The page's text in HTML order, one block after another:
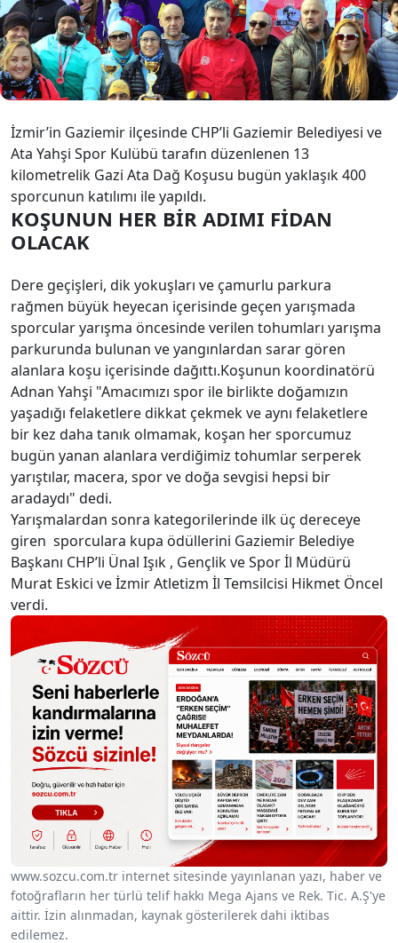
Gaziemir’de çıkan yangınlarda kül olan
alanlara ellerindeki tohumları attı.
İzmir’in Gaziemir ilçesinde CHP’li Gaziemir Belediyesi ve
Ata Yahşi Spor Kulübü tarafın düzenlenen 13
kilometrelik Gazi Ata Dağ Koşusu bugün yaklaşık 400
sporcunun katılımı ile yapıldı.
KOŞUNUN HER BİR ADIMI FİDAN
OLACAK
Dere geçişleri, dik yokuşları ve çamurlu parkura
rağmen büyük heyecan içerisinde geçen yarışmada
sporcular yarışma öncesinde verilen tohumları yarışma
parkurunda bulunan ve yangınlardan sarar gören
alanlara koşu içerisinde dağıttı.Koşunun koordinatörü
Adnan Yahşi "Amacımızı spor ile birlikte doğamızın
yaşadığı felaketlere dikkat çekmek ve aynı felaketlere
bir kez daha tanık olmamak, koşan her sporcumuz
bugün yanan alanlara verdiğimiz tohumlar serperek
yarıştılar, macera, spor ve doğa sevgisi hepsi bir
aradaydı" dedi.
Yarışmalardan sonra kategorilerinde ilk üç dereceye
giren sporculara kupa ödüllerini Gaziemir Belediye
Başkanı CHP’li Ünal Işık , Gençlik ve Spor İl Müdürü
Murat Eskici ve İzmir Atletizm İl Temsilcisi Hikmet Öncel
verdi.
www.sozcu.com.tr internet sitesinde yayınlanan yazı, haber ve
fotoğrafların her türlü telif hakkı Mega Ajans ve Rek. Tic. A.Ş'ye
aittir. İzin alınmadan, kaynak gösterilerek dahi iktibas
edilemez.